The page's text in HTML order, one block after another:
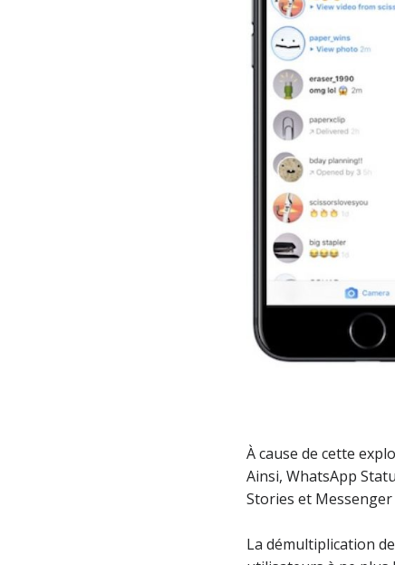
À cause de cette
Ainsi, WhatsApp
Stories et
La démultiplication